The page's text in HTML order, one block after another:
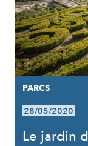
PARCS
28/05/2020
Le jardin